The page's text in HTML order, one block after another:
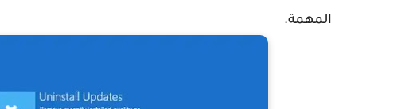
المهمة.